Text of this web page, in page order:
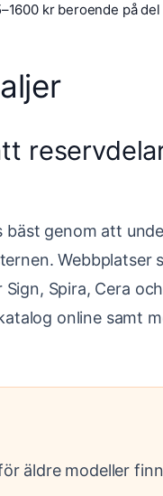
kr beroende på del
genom att
Webbplatser
Spira, Cera
online samt
äldre modeller